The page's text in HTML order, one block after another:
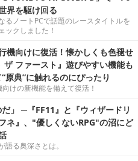
界を駆け回る
るノートPCで話題のレースタイトルを
ックしました！
機向けに復活！懐かしくも色褪せ
ザ ファースト』遊びやすい機能も
原典”に触れるのにぴったり
けの新機能を備えて復活！
だ」 ─『FF11』と『ウィザードリ
ネ』、"優しくないRPG"の沼にど
る奥深さとは。